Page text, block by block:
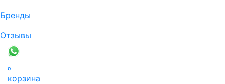
Бренды
Отзывы

корзина